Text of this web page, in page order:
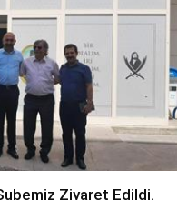
Ziyaret Edildi.